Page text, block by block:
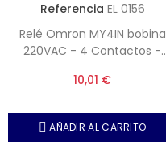
Referencia EL 0156
Relé Omron MY4IN bobina
220VAC - 4 Contactos -
prueba o test.
10,01 €
AÑADIR AL CARRITO